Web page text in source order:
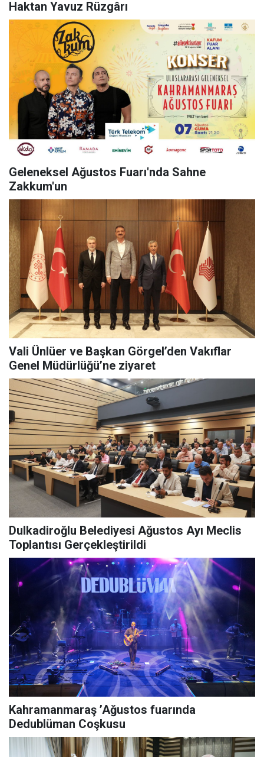
Haktan Yavuz Rüzgârı
Geleneksel Ağustos Fuarı'nda Sahne
Zakkum'un
Vali Ünlüer ve Başkan Görgel’den Vakıflar
Genel Müdürlüğü’ne ziyaret
Dulkadiroğlu Belediyesi Ağustos Ayı Meclis
Toplantısı Gerçekleştirildi
Kahramanmaraş ’Ağustos fuarında
Dedublüman Coşkusu